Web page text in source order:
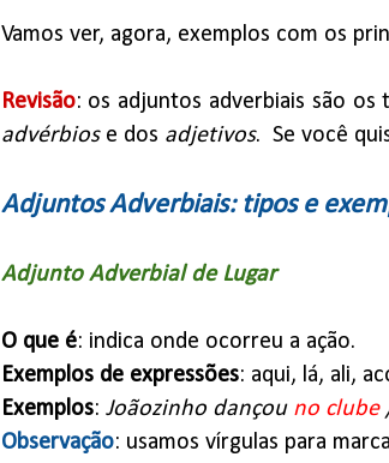
Vamos ver, agora, exemplos com os
Revisão: os adjuntos adverbiais são os
advérbiose dos adjetivos. Se você
Adjuntos Adverbiais: tipos e
Adjunto Adverbial de Lugar
O que é: indica onde ocorreu a ação.
Exemplos de expressões: aqui, lá, ali,
Exemplos: Joãozinho dançou no clube
Observação: usamos vírgulas para